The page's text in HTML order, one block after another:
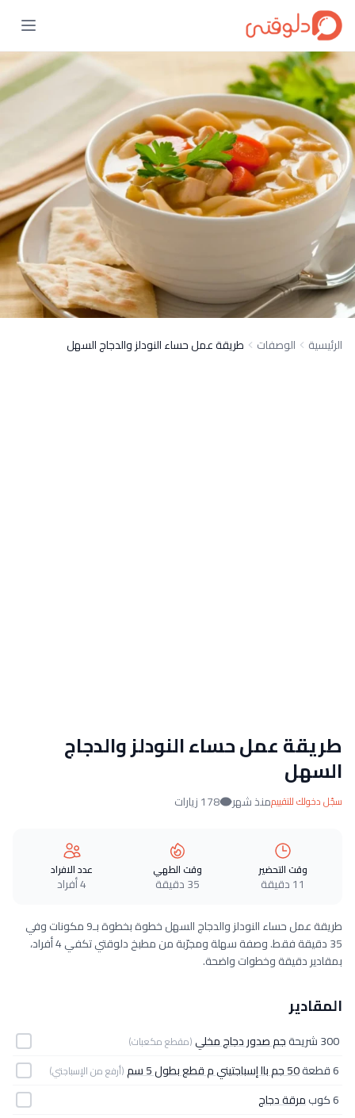
الرئيسية الوصفات طريقة عمل حساء النودلز والدجاج السهل
طريقة عمل حساء النودلز والدجاج
السهل
سجّل دخولك للتقييممنذ شهر 178 زيارات
وقت التحضير
11 دقيقة
وقت الطهي
35 دقيقة
عدد الافراد
4 أفراد
طريقة عمل حساء النودلز والدجاج السهل خطوة بخطوة بـ9 مكونات وفي
35 دقيقة فقط. وصفة سهلة ومجرّبة من مطبخ دلوقتي تكفي 4 أفراد،
بمقادير دقيقة وخطوات واضحة.
المقادير
300 شريحة جم صدور دجاج مخلي (مقطع مكعبات)
6 قطعة 50 جم باا إسباجتيني م قطع بطول 5 سم (أرفع من الإسباجتي)
6 كوب
مرقة دجاج